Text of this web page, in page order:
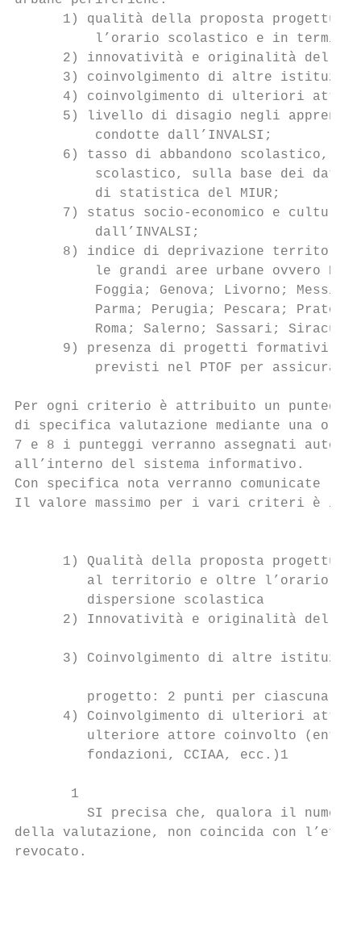
1) qualità della proposta
l’orario scolastico e in
2) innovatività e originalità della
3) coinvolgimento di altre
4) coinvolgimento di ulteriori
5) livello di disagio negli
          condotte dall’INVALSI;
6) tasso di abbandono scolastico,
scolastico, sulla base dei dati
          di statistica del MIUR;
7) status socio-economico e
          dall’INVALSI;
8) indice di deprivazione
le grandi aree urbane ovvero
Foggia; Genova; Livorno;
Parma; Perugia; Pescara; Prato;
Roma; Salerno; Sassari;
9) presenza di progetti formativi
previsti nel PTOF per assicurare
Per ogni criterio è attribuito un
di specifica valutazione mediante una
7 e 8 i punteggi verranno assegnati
all’interno del sistema informativo.
Con specifica nota verranno comunicate
Il valore massimo per i vari criteri è il
1) Qualità della proposta
al territorio e oltre l’orario
         dispersione scolastica
2) Innovatività e originalità della
3) Coinvolgimento di altre
progetto: 2 punti per ciascuna
4) Coinvolgimento di ulteriori
ulteriore attore coinvolto (enti
         fondazioni, CCIAA, ecc.)1
       1
SI precisa che, qualora il
della valutazione, non coincida con
revocato.